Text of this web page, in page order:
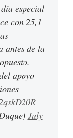
especial
con 25,1
antes de la
apoyo
July